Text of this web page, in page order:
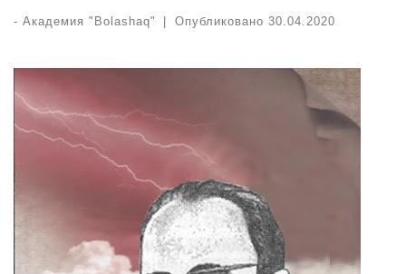
- Академия "Bolashaq" | Опубликовано 30.04.2020